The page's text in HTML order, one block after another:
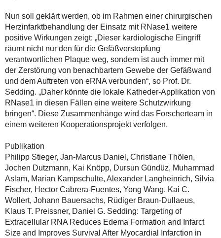
Nun soll geklärt werden, ob im Rahmen einer chirurgischen
Herzinfarktbehandlung der Einsatz mit RNase1 weitere
positive Wirkungen zeigt: „Dieser kardiologische Eingriff
räumt nicht nur den für die Gefäßverstopfung
verantwortlichen Plaque weg, sondern ist auch immer mit
der Zerstörung von benachbartem Gewebe der Gefäßwand
und dem Auftreten von eRNA verbunden“, so Prof. Dr.
Sedding. „Daher könnte die lokale Katheder-Applikation von
RNase1 in diesen Fällen eine weitere Schutzwirkung
bringen“. Diese Zusammenhänge wird das Forscherteam in
einem weiteren Kooperationsprojekt verfolgen.
Publikation
Philipp Stieger, Jan‐Marcus Daniel, Christiane Thölen,
Jochen Dutzmann, Kai Knöpp, Dursun Gündüz, Muhammad
Aslam, Marian Kampschulte, Alexander Langheinrich, Silvia
Fischer, Hector Cabrera‐Fuentes, Yong Wang, Kai C.
Wollert, Johann Bauersachs, Rüdiger Braun‐Dullaeus,
Klaus T. Preissner, Daniel G. Sedding: Targeting of
Extracellular RNA Reduces Edema Formation and Infarct
Size and Improves Survival After Myocardial Infarction in